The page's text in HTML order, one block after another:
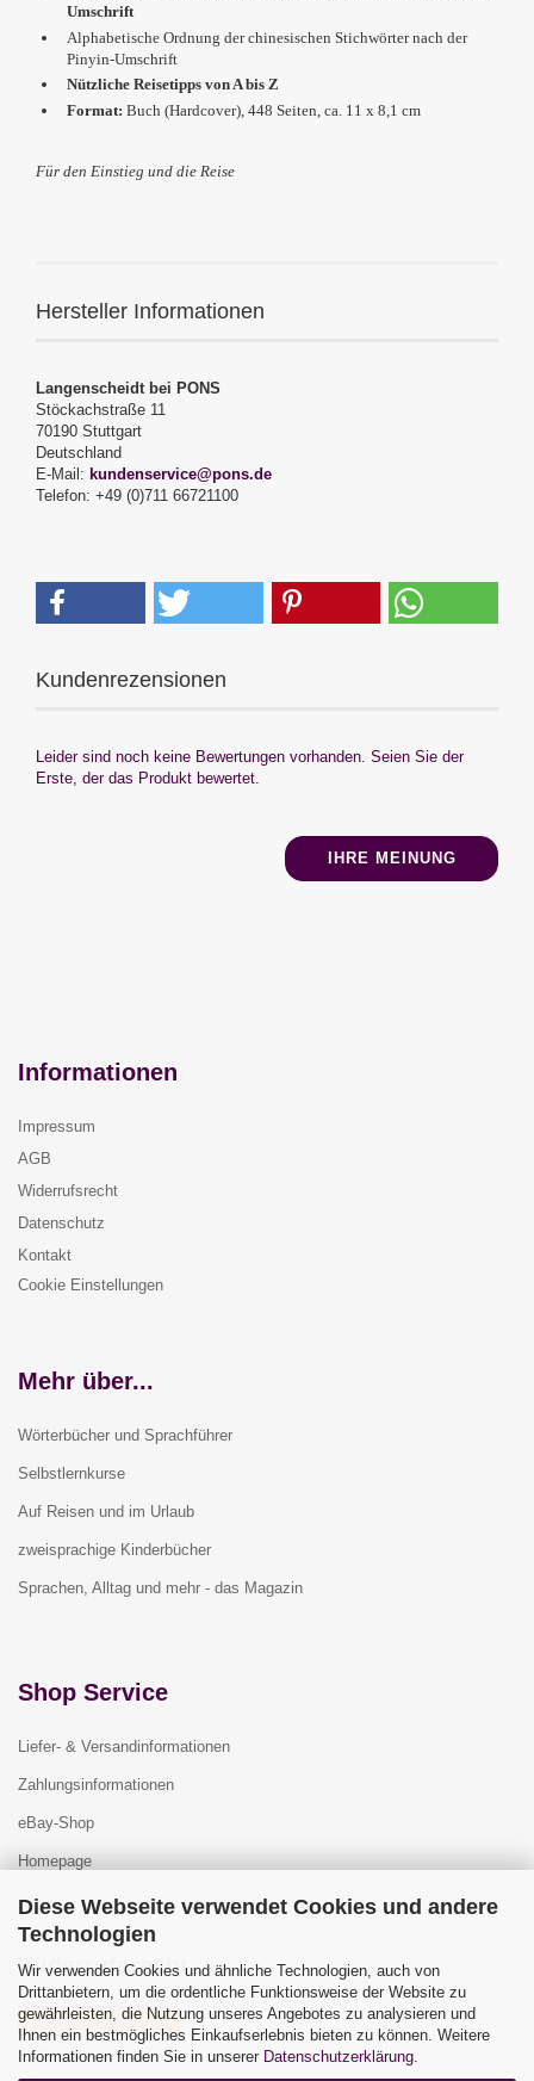
Diese Webseite verwendet Cookies und andere
Technologien
Wir verwenden Cookies und ähnliche Technologien, auch von
Drittanbietern, um die ordentliche Funktionsweise der Website zu
gewährleisten, die Nutzung unseres Angebotes zu analysieren und
Ihnen ein bestmögliches Einkaufserlebnis bieten zu können. Weitere
Informationen finden Sie in unserer Datenschutzerklärung
Umschrift
Alphabetische Ordnung der chinesischen Stichwörter nach der
Pinyin-Umschrift
Nützliche Reisetipps von A bis Z
Format: Buch (Hardcover), 448 Seiten, ca. 11 x 8,1 cm
Für den Einstieg und die Reise
Hersteller Informationen
Langenscheidt bei PONS
Stöckachstraße 11
70190 Stuttgart
Deutschland
E-Mail: kundenservice@pons.de
Telefon: +49 (0)711 66721100
Kundenrezensionen
Leider sind noch keine Bewertungen vorhanden. Seien Sie der
Erste, der das Produkt bewertet.
IHRE MEINUNG
Informationen
Impressum
AGB
Widerrufsrecht
Datenschutz
Kontakt
Cookie Einstellungen
Mehr über...
Wörterbücher und Sprachführer
Selbstlernkurse
Auf Reisen und im Urlaub
zweisprachige Kinderbücher
Sprachen, Alltag und mehr - das Magazin
Shop Service
Liefer- & Versandinformationen
Zahlungsinformationen
eBay-Shop
Homepage
Widerrufsrecht
Vertrag widerrufen
Widerrufsbelehrung